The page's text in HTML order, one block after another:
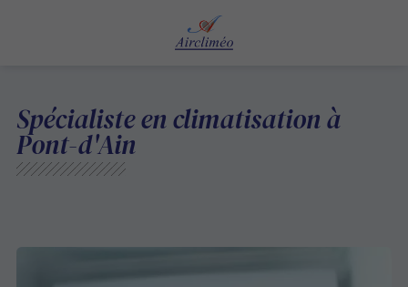
Spécialiste en climatisation à
Pont-d'Ain